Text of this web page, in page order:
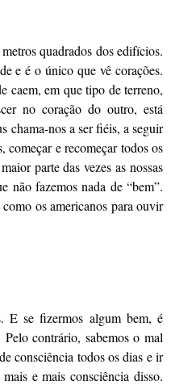
quadrados dos edifícios.
e é o único que vê corações.
caem, em que tipo de terreno,
no coração do outro, está
chama-nos a ser fiéis, a seguir
começar e recomeçar todos os
parte das vezes as nossas
não fazemos nada de “bem”.
os americanos para ouvir
E se fizermos algum bem, é
contrário, sabemos o mal
consciência todos os dias e ir
e mais consciência disso.